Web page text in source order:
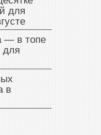
для
— в топе
для
в